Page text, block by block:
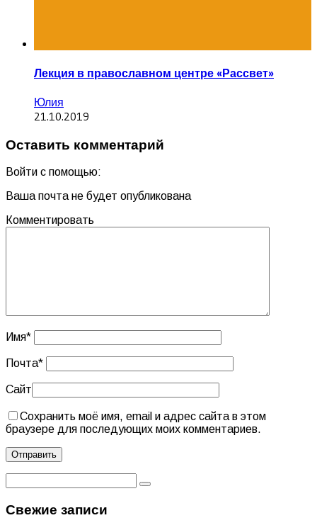
Лекция в православном центре «Рассвет»
Юлия
21.10.2019
Оставить комментарий
Войти с помощью:
Ваша почта не будет опубликована
Комментировать
Имя*
Почта*
Сайт
Сохранить моё имя, email и адрес сайта в этом
браузере для последующих моих комментариев.
Свежие записи